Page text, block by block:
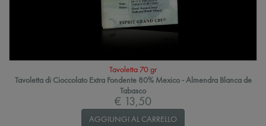
Tavoletta 70 gr
Tavoletta di Cioccolato Extra Fondente 80% Mexico - Almendra Blanca de
Tabasco
€ 13,50
AGGIUNGI AL CARRELLO